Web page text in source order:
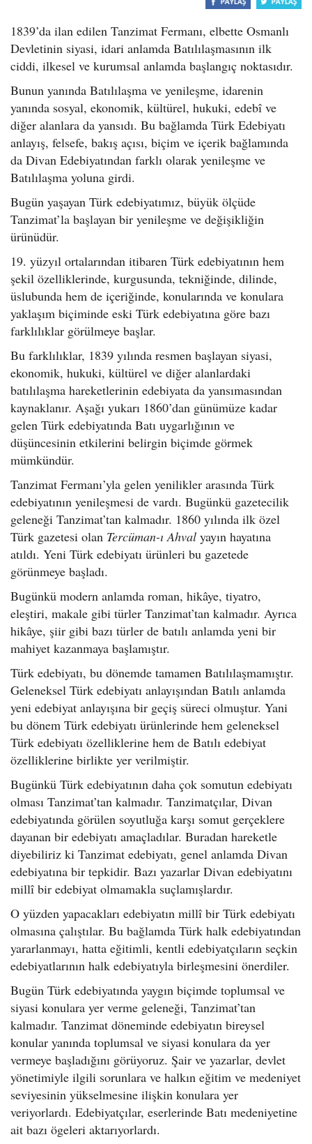
1839’da ilan edilen Tanzimat Fermanı, elbette Osmanlı
Devletinin siyasi, idari anlamda Batılılaşmasının ilk
ciddi, ilkesel ve kurumsal anlamda başlangıç noktasıdır.
Bunun yanında Batılılaşma ve yenileşme, idarenin
yanında sosyal, ekonomik, kültürel, hukuki, edebî ve
diğer alanlara da yansıdı. Bu bağlamda Türk Edebiyatı
anlayış, felsefe, bakış açısı, biçim ve içerik bağlamında
da Divan Edebiyatından farklı olarak yenileşme ve
Batılılaşma yoluna girdi.
Bugün yaşayan Türk edebiyatımız, büyük ölçüde
Tanzimat’la başlayan bir yenileşme ve değişikliğin
ürünüdür.
19. yüzyıl ortalarından itibaren Türk edebiyatının hem
şekil özelliklerinde, kurgusunda, tekniğinde, dilinde,
üslubunda hem de içeriğinde, konularında ve konulara
yaklaşım biçiminde eski Türk edebiyatına göre bazı
farklılıklar görülmeye başlar.
Bu farklılıklar, 1839 yılında resmen başlayan siyasi,
ekonomik, hukuki, kültürel ve diğer alanlardaki
batılılaşma hareketlerinin edebiyata da yansımasından
kaynaklanır. Aşağı yukarı 1860’dan günümüze kadar
gelen Türk edebiyatında Batı uygarlığının ve
düşüncesinin etkilerini belirgin biçimde görmek
mümkündür.
Tanzimat Fermanı’yla gelen yenilikler arasında Türk
edebiyatının yenileşmesi de vardı. Bugünkü gazetecilik
geleneği Tanzimat’tan kalmadır. 1860 yılında ilk özel
Türk gazetesi olan Tercüman-ı Ahval yayın hayatına
atıldı. Yeni Türk edebiyatı ürünleri bu gazetede
görünmeye başladı.
Bugünkü modern anlamda roman, hikâye, tiyatro,
eleştiri, makale gibi türler Tanzimat’tan kalmadır. Ayrıca
hikâye, şiir gibi bazı türler de batılı anlamda yeni bir
mahiyet kazanmaya başlamıştır.
Türk edebiyatı, bu dönemde tamamen Batılılaşmamıştır.
Geleneksel Türk edebiyatı anlayışından Batılı anlamda
yeni edebiyat anlayışına bir geçiş süreci olmuştur. Yani
bu dönem Türk edebiyatı ürünlerinde hem geleneksel
Türk edebiyatı özelliklerine hem de Batılı edebiyat
özelliklerine birlikte yer verilmiştir.
Bugünkü Türk edebiyatının daha çok somutun edebiyatı
olması Tanzimat’tan kalmadır. Tanzimatçılar, Divan
edebiyatında görülen soyutluğa karşı somut gerçeklere
dayanan bir edebiyatı amaçladılar. Buradan hareketle
diyebiliriz ki Tanzimat edebiyatı, genel anlamda Divan
edebiyatına bir tepkidir. Bazı yazarlar Divan edebiyatını
millî bir edebiyat olmamakla suçlamışlardır.
O yüzden yapacakları edebiyatın millî bir Türk edebiyatı
olmasına çalıştılar. Bu bağlamda Türk halk edebiyatından
yararlanmayı, hatta eğitimli, kentli edebiyatçıların seçkin
edebiyatlarının halk edebiyatıyla birleşmesini önerdiler.
Bugün Türk edebiyatında yaygın biçimde toplumsal ve
siyasi konulara yer verme geleneği, Tanzimat’tan
kalmadır. Tanzimat döneminde edebiyatın bireysel
konular yanında toplumsal ve siyasi konulara da yer
vermeye başladığını görüyoruz. Şair ve yazarlar, devlet
yönetimiyle ilgili sorunlara ve halkın eğitim ve medeniyet
seviyesinin yükselmesine ilişkin konulara yer
veriyorlardı. Edebiyatçılar, eserlerinde Batı medeniyetine
ait bazı ögeleri aktarıyorlardı.